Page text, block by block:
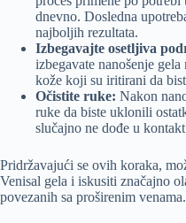
dnevno. Dosledna
najboljih rezultata.
Izbegavajte osetljiva
izbegavate nanošenje
kože koji su iritirani da
Očistite ruke: Nakon
ruke da biste uklonili
slučajno ne dođe u
Pridržavajući se ovih koraka,
Venisal gela i iskusiti značajno
povezanih sa proširenim venama.